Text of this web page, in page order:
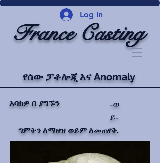
Log In
France Casting
የሰው ፓቶሎጂ እና Anomaly
እባክዎ በ ያግኙን
-ወ
ይ-
ግምትን ለማዘዝ ወይም ለመጠየቅ.